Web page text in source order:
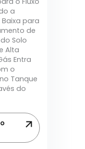
a
Baixa para
de
Solo
Alta
Entra
o
Tanque
do